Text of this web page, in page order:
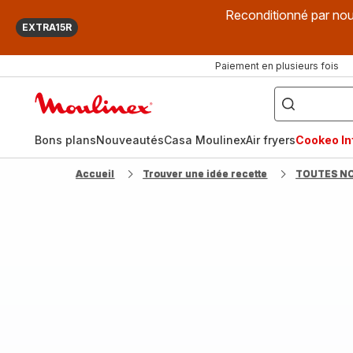
EXTRA15R
Reconditionné par
Paiement en plusieurs fois
["Que
recherchez-
vous
?",
fryer",
"Companion"]
Bons plansNouveautésCasa MoulinexAir fryersCookeo
Accueil Trouver une idée recette TOUTES